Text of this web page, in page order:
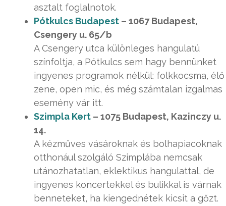
asztalt foglalnotok.
Pótkulcs Budapest – 1067 Budapest,
Csengery u. 65/b
A Csengery utca különleges hangulatú
színfoltja, a Pótkulcs sem hagy bennünket
ingyenes programok nélkül: folkkocsma, élő
zene, open mic, és még számtalan izgalmas
esemény vár itt.
Szimpla Kert – 1075 Budapest, Kazinczy u.
14.
A kézműves vásároknak és bolhapiacoknak
otthonául szolgáló Szimplába nemcsak
utánozhatatlan, eklektikus hangulattal, de
ingyenes koncertekkel és bulikkal is várnak
benneteket, ha kiengednétek kicsit a gőzt.